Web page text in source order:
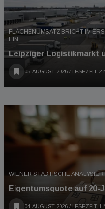
FLÄCHENUMSATZ BRICHT IM
EIN
Leipziger Logistikmarkt
05. AUGUST 2026 / LESEZEIT 2
WIENER STÄDTISCHE
Eigentumsquote auf 20-
04. AUGUST 2026 / LESEZEIT 1